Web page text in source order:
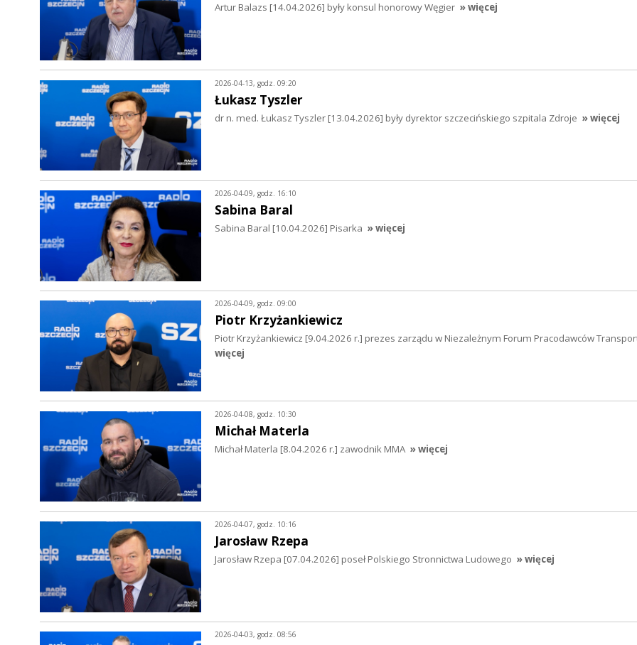
Artur Balazs [14.04.2026] były konsul honorowy Węgier » więcej
2026-04-13, godz. 09:20
Łukasz Tyszler
dr n. med. Łukasz Tyszler [13.04.2026] były dyrektor szczecińskiego szpitala Zdroje » więcej
2026-04-09, godz. 16:10
Sabina Baral
Sabina Baral [10.04.2026] Pisarka » więcej
2026-04-09, godz. 09:00
Piotr Krzyżankiewicz
Piotr Krzyżankiewicz [9.04.2026 r.] prezes zarządu w Niezależnym Forum Pracodawców
więcej
2026-04-08, godz. 10:30
Michał Materla
Michał Materla [8.04.2026 r.] zawodnik MMA » więcej
2026-04-07, godz. 10:16
Jarosław Rzepa
Jarosław Rzepa [07.04.2026] poseł Polskiego Stronnictwa Ludowego » więcej
2026-04-03, godz. 08:56